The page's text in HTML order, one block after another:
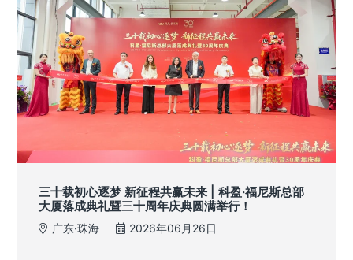
三十载初心逐梦 新征程共赢未来 | 科盈·福尼斯总部
大厦落成典礼暨三十周年庆典圆满举行！
广东·珠海 2026年06月26日